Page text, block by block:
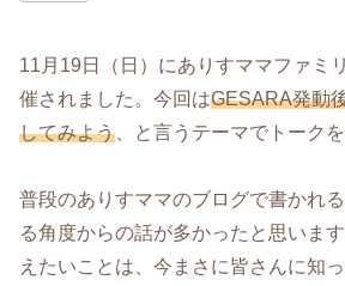
11月19日（日）にありすママファミ
催されました。今回はGESARA発動
してみよう 、と言うテーマでトーク
普段のありすママのブログで書かれ
る角度からの話が多かったと思いま
えたいことは、今まさに皆さんに知